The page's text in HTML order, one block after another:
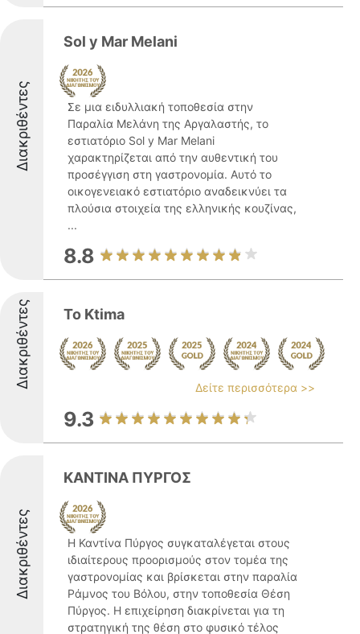
Διακριθέντες
Sol y Mar Melani
Σε μια ειδυλλιακή τοποθεσία στην
Παραλία Μελάνη της Αργαλαστής, το
εστιατόριο Sol y Mar Melani
χαρακτηρίζεται από την αυθεντική του
προσέγγιση στη γαστρονομία. Αυτό το
οικογενειακό εστιατόριο αναδεικνύει τα
πλούσια στοιχεία της ελληνικής κουζίνας,
...
8.8
Διακριθέντες To Ktima
Δείτε περισσότερα >>
9.3
Διακριθέντες
ΚΑΝΤΙΝΑ ΠΥΡΓΟΣ
Η Καντίνα Πύργος συγκαταλέγεται στους
ιδιαίτερους προορισμούς στον τομέα της
γαστρονομίας και βρίσκεται στην παραλία
Ράμνος του Βόλου, στην τοποθεσία Θέση
Πύργος. Η επιχείρηση διακρίνεται για τη
στρατηγική της θέση στο φυσικό τέλος